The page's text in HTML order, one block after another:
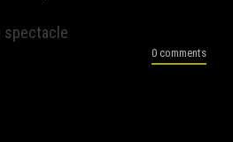
spectacle
0 comments